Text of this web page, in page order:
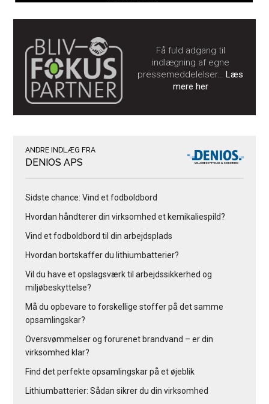
Få fuld adgang til
indlægning af egne
pressemeddelelser…Læs
mere her
ANDRE INDLÆG FRA
DENIOS APS
Sidste chance: Vind et fodboldbord
Hvordan håndterer din virksomhed et kemikaliespild?
Vind et fodboldbord til din arbejdsplads
Hvordan bortskaffer du lithiumbatterier?
Vil du have et opslagsværk til arbejdssikkerhed og
miljøbeskyttelse?
Må du opbevare to forskellige stoffer på det samme
opsamlingskar?
Oversvømmelser og forurenet brandvand – er din
virksomhed klar?
Find det perfekte opsamlingskar på et øjeblik
Lithiumbatterier: Sådan sikrer du din virksomhed